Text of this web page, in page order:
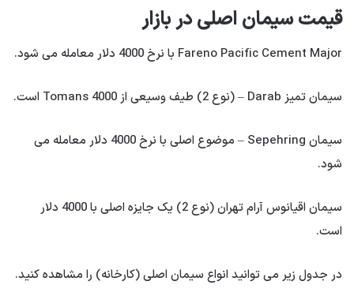
قیمت سیمان اصلی در بازار
Fareno Pacific Cement Major با نرخ 4000 دلار معامله می شود.
سیمان تمیز Darab – (نوع 2) طیف وسیعی از 4000 Tomans است.
سیمان Sepehring – موضوع اصلی با نرخ 4000 دلار معامله می
شود.
سیمان اقیانوس آرام تهران (نوع 2) یک جایزه اصلی با 4000 دلار
است.
در جدول زیر می توانید انواع سیمان اصلی (کارخانه) را مشاهده کنید.